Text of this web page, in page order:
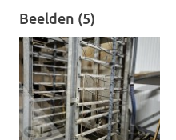
Beelden (5)